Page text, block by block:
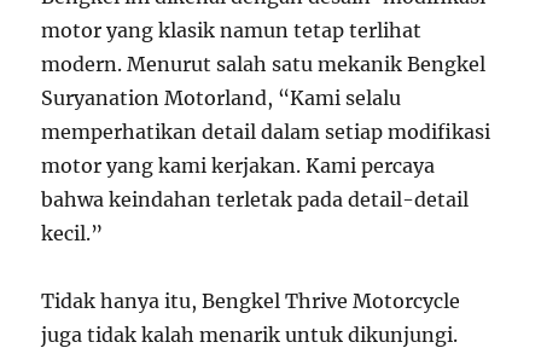
motor yang klasik namun tetap terlihat
modern. Menurut salah satu mekanik Bengkel
Suryanation Motorland, “Kami selalu
memperhatikan detail dalam setiap modifikasi
motor yang kami kerjakan. Kami percaya
bahwa keindahan terletak pada detail-detail
kecil.”
Tidak hanya itu, Bengkel Thrive Motorcycle
juga tidak kalah menarik untuk dikunjungi.